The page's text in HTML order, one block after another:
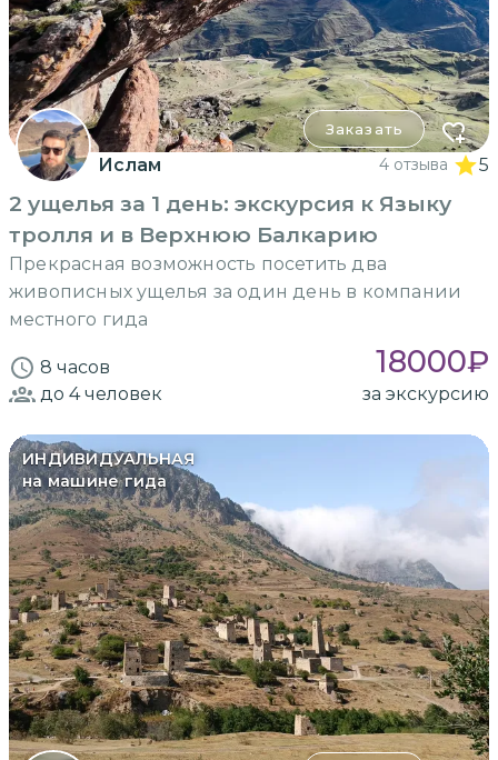
Заказать
Ислам 4 отзыва 5
2 ущелья за 1 день: экскурсия к Языку
тролля и в Верхнюю Балкарию
Прекрасная возможность посетить два
живописных ущелья за один день в компании
местного гида
8 часов 18000₽
до 4человек за экскурсию
ИНДИВИДУАЛЬНАЯ
на машине гида